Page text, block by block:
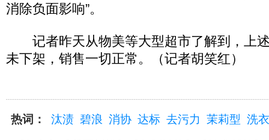
消除负面影响”。
记者昨天从物美等大型超市了解到，上
未下架，销售一切正常。（记者胡笑红）
热词： 汰渍 碧浪 消协 达标 去污力 茉莉型 洗